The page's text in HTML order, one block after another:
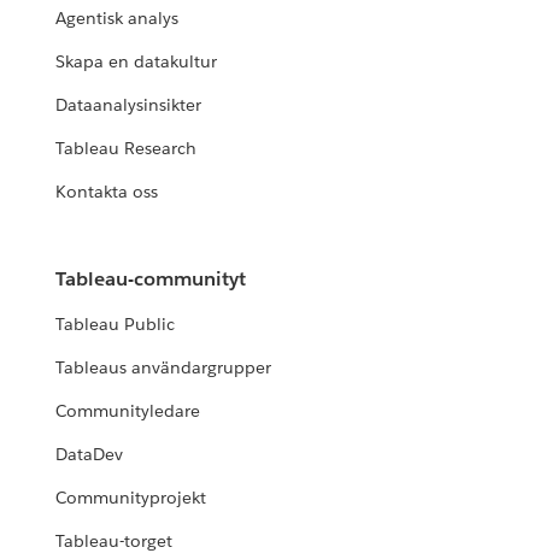
Agentisk analys
Skapa en datakultur
Dataanalysinsikter
Tableau Research
Kontakta oss
Tableau-communityt
Tableau Public
Tableaus användargrupper
Communityledare
DataDev
Communityprojekt
Tableau-torget